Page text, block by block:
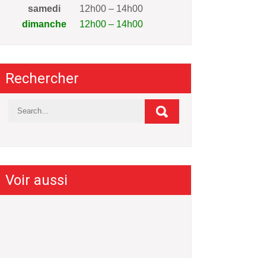
samedi
12h00 – 14h00
dimanche
12h00 – 14h00
Rechercher
Voir aussi